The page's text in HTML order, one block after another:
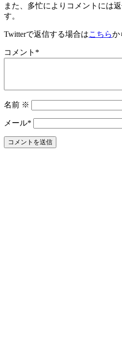
また、多忙によりコメントには
す。
Twitterで返信する場合はこちらか
コメント *
名前 ※
メール*